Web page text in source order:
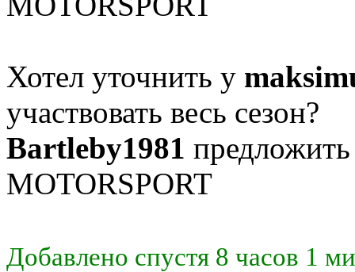
Хотел уточнить у
участвовать весь сезон?
Bartleby1981
MOTORSPORT
Добавлено спустя 8 часов 1